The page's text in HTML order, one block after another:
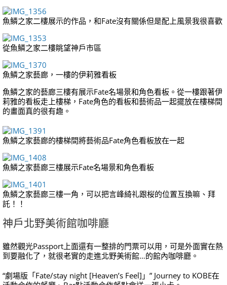
魚鱗之家二樓展示的作品，和Fate沒有關係但是配上風景我很喜歡
從魚鱗之家二樓眺望神戶市區
魚鱗之家藝廊，一樓的伊莉雅看板
魚鱗之家的藝廊三樓有展示Fate名場景和角色看板。從一樓跟著伊
莉雅的看板走上樓梯，Fate角色的看板和藝術品一起擺放在樓梯間
的畫面真的很有趣。
魚鱗之家藝廊的樓梯間將藝術品Fate角色看板放在一起
魚鱗之家藝廊三樓展示Fate名場景和角色看板
魚鱗之家藝廊三樓一角，可以把言峰綺礼跟桜的位置互換嘛、拜
託！！
神戶北野美術館咖啡廳
雖然觀光Passport上面還有一整排的門票可以用，可是外面實在熱
到要融化了，就很老實的走進北野美術館…的館內咖啡廳。
“劇場版「Fate/stay night [Heaven’s Feel]」” Journey to KOBE在